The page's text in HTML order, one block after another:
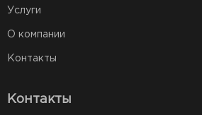
Услуги
О компании
Контакты
Контакты